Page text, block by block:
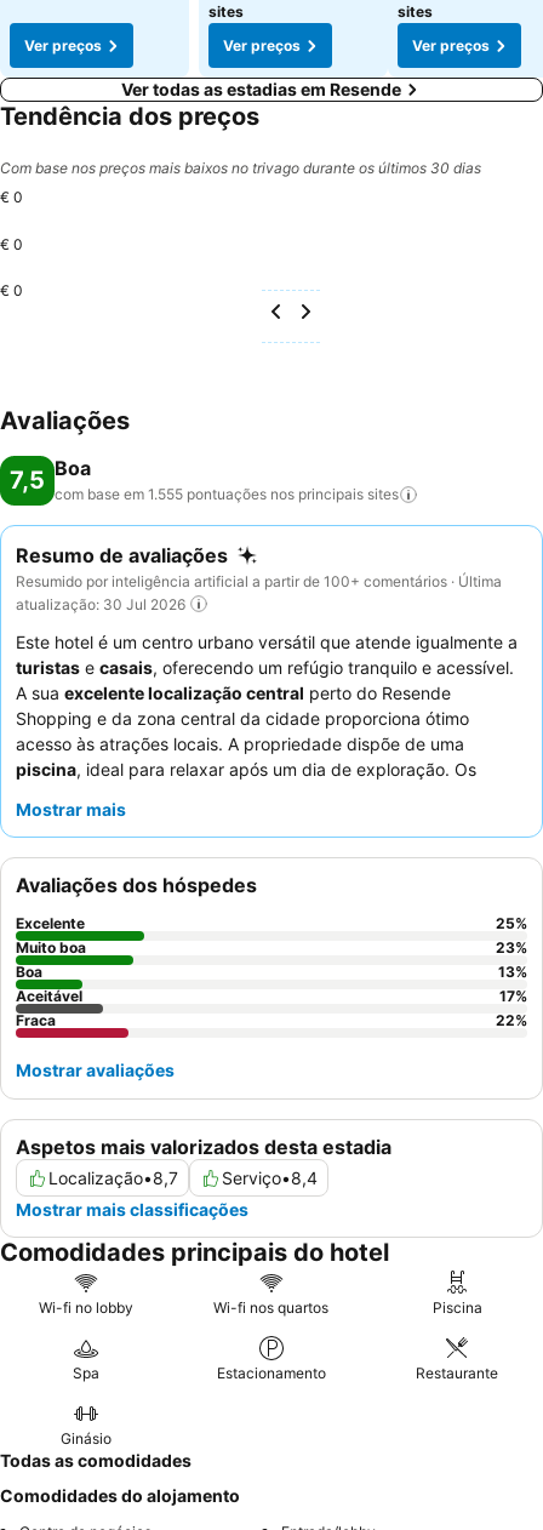
Ver preços
sites
Ver preços
sites
Ver preços
Ver todas as estadias em Resende
Tendência dos preços
Com base nos preços mais baixos no trivago durante os últimos 30 dias
€ 0
€ 0
€ 0
Avaliações
7,5 Boa
com base em 1.555 pontuações nos principais sites
Resumo de avaliações
Resumido por inteligência artificial a partir de 100+ comentários · Última
atualização: 30 Jul 2026
Este hotel é um centro urbano versátil que atende igualmente a
turistas e casais, oferecendo um refúgio tranquilo e acessível.
A sua excelente localização central perto do Resende
Shopping e da zona central da cidade proporciona ótimo
acesso às atrações locais. A propriedade dispõe de uma
piscina, ideal para relaxar após um dia de exploração. Os
sua atenção e prestabilidade, e o pequeno-almoço é
abrangente. Para uma estadia mais tranquila, os hóspedes
devem considerar solicitar um quarto virado para o jardim.
Mostrar mais
Aspetos mais valorizados desta estadia
Localização•8,7 Serviço•8,4
Mostrar mais classificações
Avaliações dos hóspedes
Excelente 25%
Muito boa
23%
Boa
13%
Aceitável
17%
Fraca
22%
Mostrar avaliações
Comodidades principais do hotel
Wi-fi no lobby Wi-fi nos quartos Piscina
Spa Estacionamento Restaurante
Ginásio
Todas as comodidades
Comodidades do alojamento